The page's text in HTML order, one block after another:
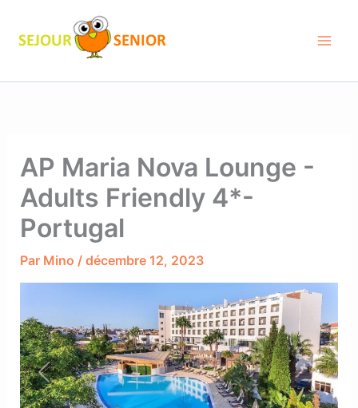
contenu
AP Maria Nova Lounge -
Adults Friendly 4*-
Portugal
Par Mino / décembre 12, 2023
Previous Next